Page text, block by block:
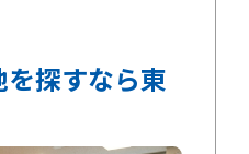
探すなら東